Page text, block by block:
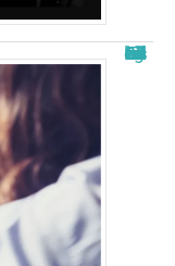
Free télécharger nouvelle adresse : les meilleurs sites en 2025